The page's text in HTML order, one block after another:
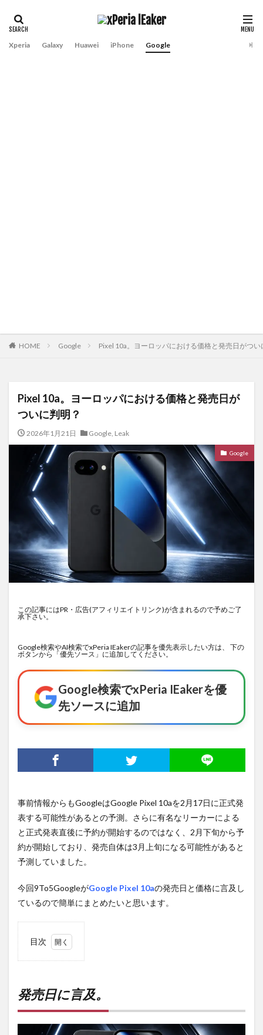
Xperia Galaxy Huawei iPhone Google
HOME Google Pixel 10a。ヨーロッパにおける価格と発売日がつい
Pixel 10a。ヨーロッパにおける価格と発売日が
ついに判明？
2026年1月21日 Google, Leak
Google
この記事にはPR・広告(アフィリエイトリンク)が含まれるので予めご了
承下さい。
Google検索やAI検索でxPeria IEakerの記事を優先表示したい方は、 下の
ボタンから「優先ソース」に追加してください。
Google検索でxPeria IEakerを優
先ソースに追加
事前情報からもGoogleはGoogle Pixel 10aを2月17日に正式発
表する可能性があるとの予測。さらに有名なリーカーによる
と正式発表直後に予約が開始するのではなく、2月下旬から予
約が開始しており、発売自体は3月上旬になる可能性があると
予測していました。
今回9To5GoogleがGoogle Pixel 10aの発売日と価格に言及し
ているので簡単にまとめたいと思います。
目次
言
及。
発売日に言及。